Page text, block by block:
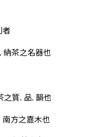
者
納茶之名器也
之質. 品. 韻也
方之嘉木也